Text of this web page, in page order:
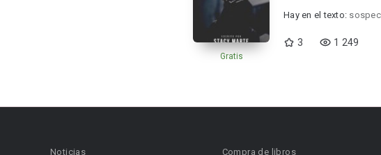
Gratis
Hay en el texto:
3 1 249
Noticias Compra de libros